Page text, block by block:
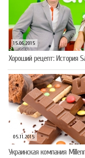
15.06.2015
Хороший рецепт: История
05.11.2015
Украинская компания